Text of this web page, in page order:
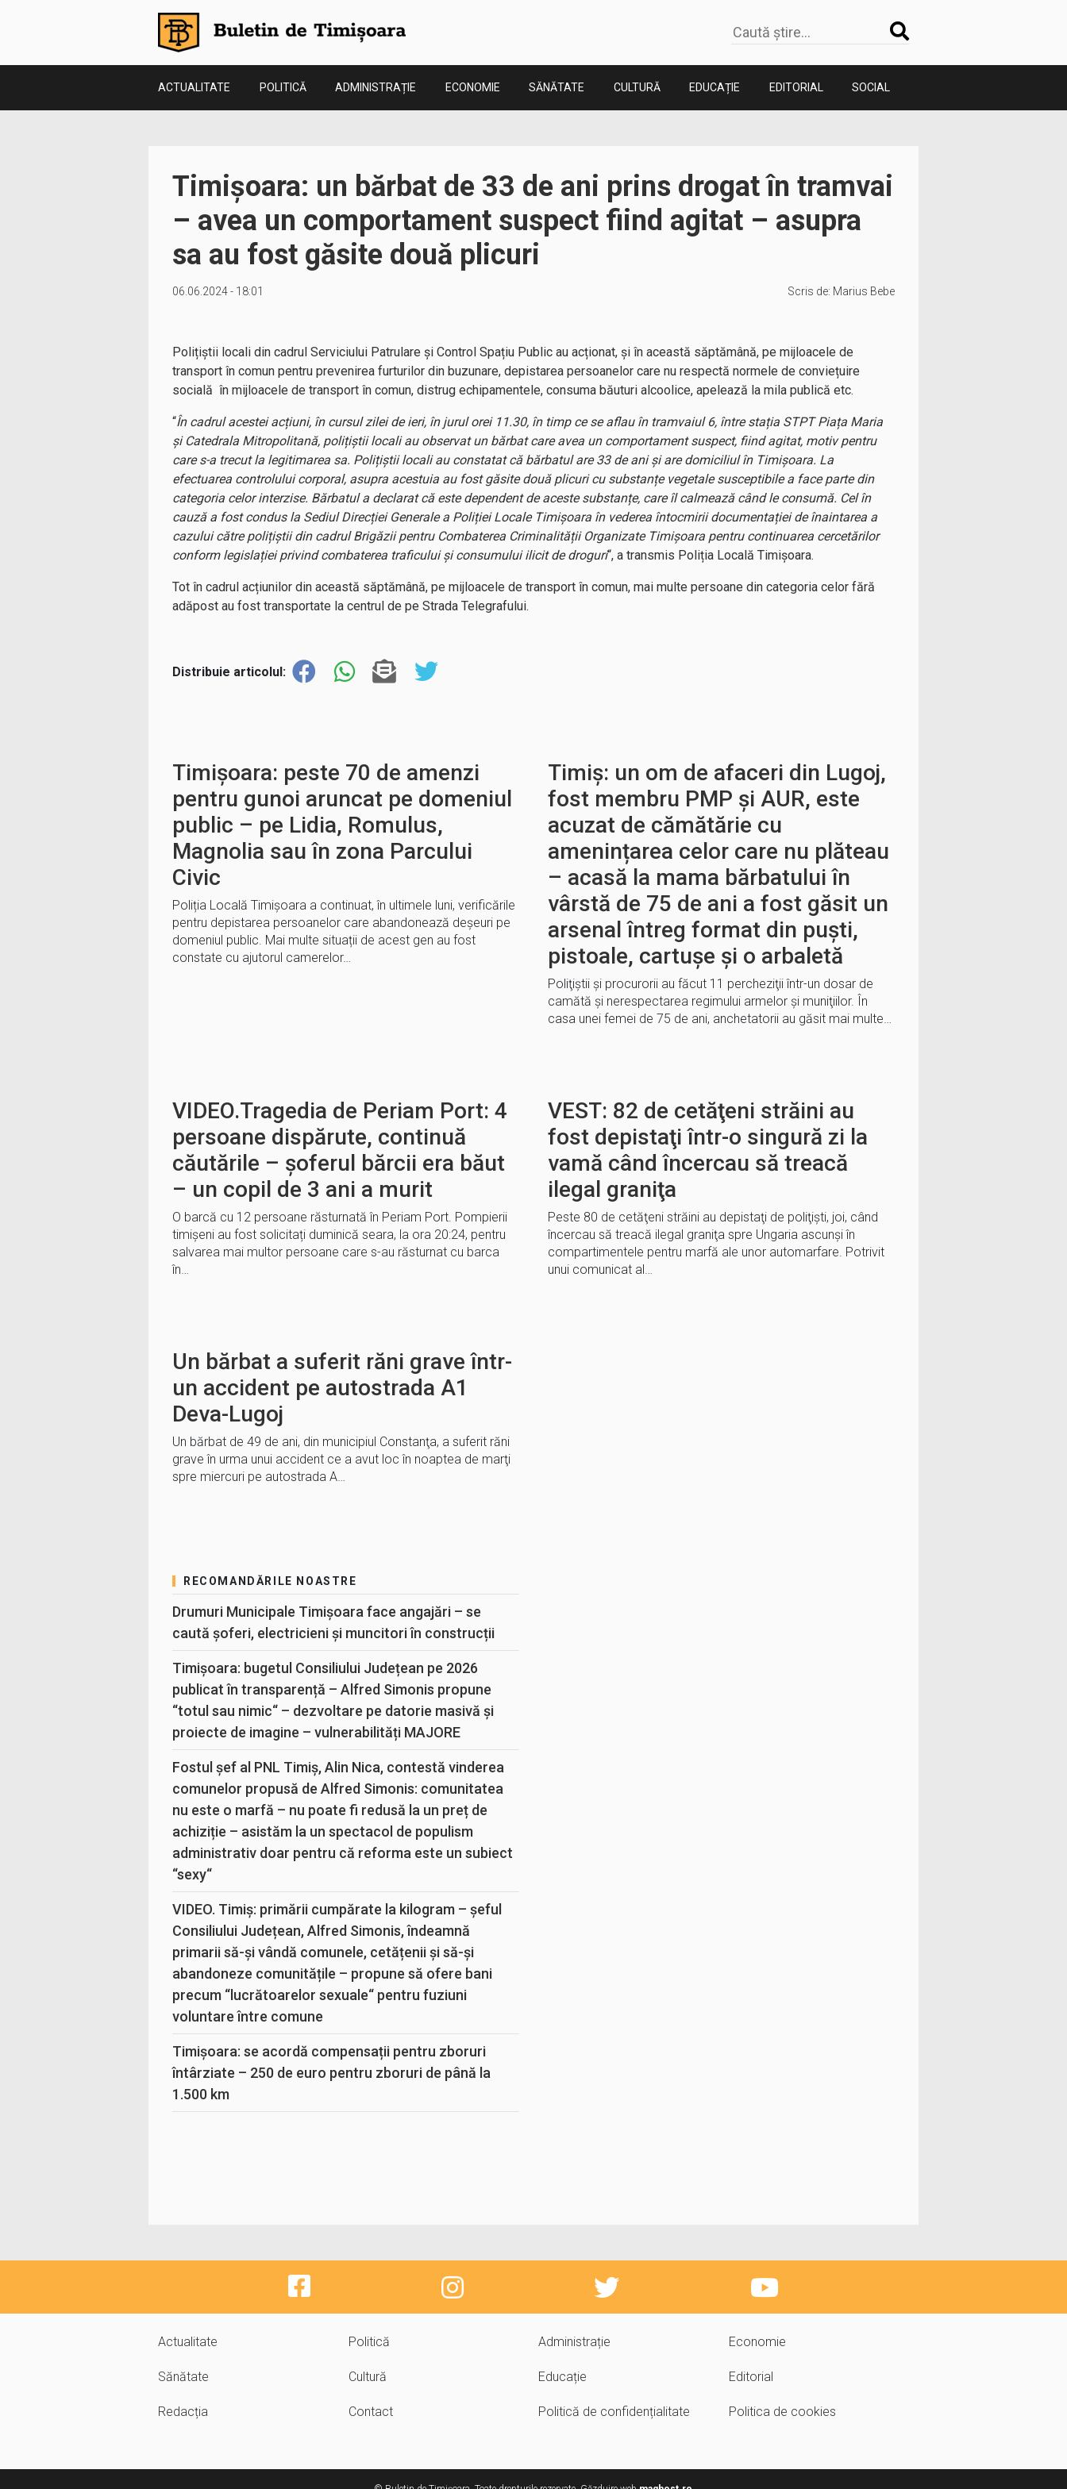
ACTUALITATE POLITICĂ ADMINISTRAȚIE ECONOMIE SĂNĂTATE CULTURĂ EDUCAȚIE EDITORIAL SOCIAL
Timișoara: un bărbat de 33 de ani prins drogat în tramvai
– avea un comportament suspect fiind agitat – asupra
sa au fost găsite două plicuri
06.06.2024 - 18:01 Scris de: Marius Bebe
Polițiștii locali din cadrul Serviciului Patrulare și Control Spațiu Public au acționat, și în această săptămână, pe mijloacele de
transport în comun pentru prevenirea furturilor din buzunare, depistarea persoanelor care nu respectă normele de conviețuire
socială în mijloacele de transport în comun, distrug echipamentele, consuma băuturi alcoolice, apelează la mila publică etc.
“În cadrul acestei acțiuni, în cursul zilei de ieri, în jurul orei 11.30, în timp ce se aflau în tramvaiul 6, între stația STPT Piața Maria
și Catedrala Mitropolitană, polițiștii locali au observat un bărbat care avea un comportament suspect, fiind agitat, motiv pentru
care s-a trecut la legitimarea sa. Polițiștii locali au constatat că bărbatul are 33 de ani și are domiciliul în Timișoara. La
efectuarea controlului corporal, asupra acestuia au fost găsite două plicuri cu substanțe vegetale susceptibile a face parte din
categoria celor interzise. Bărbatul a declarat că este dependent de aceste substanțe, care îl calmează când le consumă. Cel în
cauză a fost condus la Sediul Direcției Generale a Poliției Locale Timișoara în vederea întocmirii documentației de înaintarea a
cazului către polițiștii din cadrul Brigăzii pentru Combaterea Criminalității Organizate Timișoara pentru continuarea cercetărilor
conform legislației privind combaterea traficului și consumului ilicit de droguri“, a transmis Poliția Locală Timișoara.
Tot în cadrul acțiunilor din această săptămână, pe mijloacele de transport în comun, mai multe persoane din categoria celor fără
adăpost au fost transportate la centrul de pe Strada Telegrafului.
Distribuie articolul:
Timișoara: peste 70 de amenzi
pentru gunoi aruncat pe domeniul
public – pe Lidia, Romulus,
Magnolia sau în zona Parcului
Civic
Poliția Locală Timișoara a continuat, în ultimele luni, verificările
pentru depistarea persoanelor care abandonează deșeuri pe
domeniul public. Mai multe situații de acest gen au fost
constate cu ajutorul camerelor…
Timiș: un om de afaceri din Lugoj,
fost membru PMP și AUR, este
acuzat de cămătărie cu
amenințarea celor care nu plăteau
– acasă la mama bărbatului în
vârstă de 75 de ani a fost găsit un
arsenal întreg format din puști,
pistoale, cartușe și o arbaletă
Poliţiştii şi procurorii au făcut 11 percheziţii într-un dosar de
camătă şi nerespectarea regimului armelor şi muniţiilor. În
casa unei femei de 75 de ani, anchetatorii au găsit mai multe…
VIDEO.Tragedia de Periam Port: 4
persoane dispărute, continuă
căutările – șoferul bărcii era băut
– un copil de 3 ani a murit
O barcă cu 12 persoane răsturnată în Periam Port. Pompierii
timișeni au fost solicitați duminică seara, la ora 20:24, pentru
salvarea mai multor persoane care s-au răsturnat cu barca
în…
VEST: 82 de cetăţeni străini au
fost depistaţi într-o singură zi la
vamă când încercau să treacă
ilegal graniţa
Peste 80 de cetăţeni străini au depistaţi de poliţişti, joi, când
încercau să treacă ilegal graniţa spre Ungaria ascunşi în
compartimentele pentru marfă ale unor automarfare. Potrivit
unui comunicat al…
Un bărbat a suferit răni grave într-
un accident pe autostrada A1
Deva-Lugoj
Un bărbat de 49 de ani, din municipiul Constanţa, a suferit răni
grave în urma unui accident ce a avut loc în noaptea de marţi
spre miercuri pe autostrada A…
RECOMANDĂRILE NOASTRE
Drumuri Municipale Timișoara face angajări – se
caută șoferi, electricieni și muncitori în construcții
Timișoara: bugetul Consiliului Județean pe 2026
publicat în transparență – Alfred Simonis propune
“totul sau nimic“ – dezvoltare pe datorie masivă și
proiecte de imagine – vulnerabilități MAJORE
Fostul șef al PNL Timiș, Alin Nica, contestă vinderea
comunelor propusă de Alfred Simonis: comunitatea
nu este o marfă – nu poate fi redusă la un preț de
achiziție – asistăm la un spectacol de populism
administrativ doar pentru că reforma este un subiect
“sexy“
VIDEO. Timiș: primării cumpărate la kilogram – șeful
Consiliului Județean, Alfred Simonis, îndeamnă
primarii să-și vândă comunele, cetățenii și să-și
abandoneze comunitățile – propune să ofere bani
precum “lucrătoarelor sexuale“ pentru fuziuni
voluntare între comune
Timișoara: se acordă compensații pentru zboruri
întârziate – 250 de euro pentru zboruri de până la
1.500 km
Actualitate Politică Administrație Economie
Sănătate Cultură Educație Editorial
Redacția Contact Politică de confidențialitate Politica de cookies